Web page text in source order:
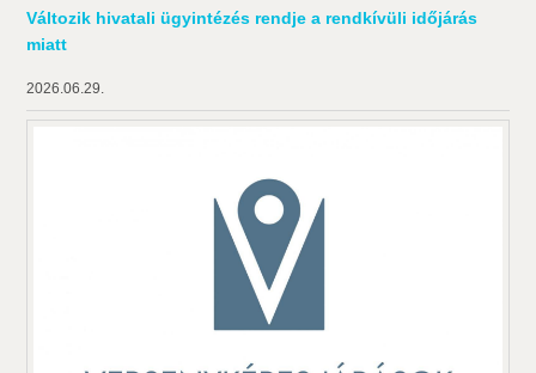
Változik hivatali ügyintézés rendje a rendkívüli időjárás
miatt
2026.06.29.